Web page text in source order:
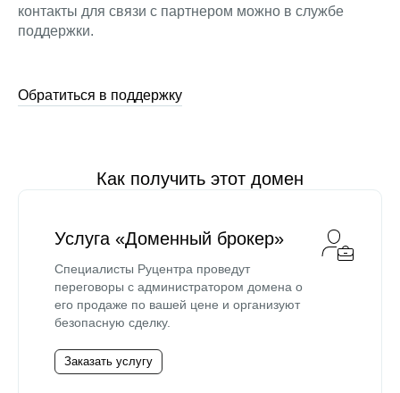
контакты для связи с партнером можно в службе
поддержки.
Обратиться в поддержку
Как получить этот домен
Услуга «Доменный брокер»
Специалисты Руцентра проведут
переговоры с администратором домена о
его продаже по вашей цене и организуют
безопасную сделку.
Заказать услугу